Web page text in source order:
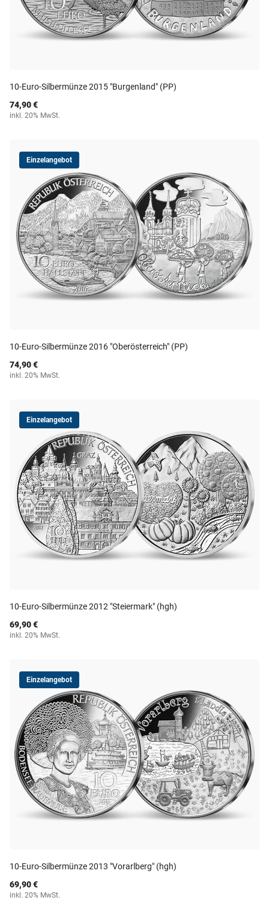
10-Euro-Silbermünze 2015 "Burgenland" (PP)
74,90 €
inkl. 20% MwSt.
Einzelangebot
10-Euro-Silbermünze 2016 "Oberösterreich" (PP)
74,90 €
inkl. 20% MwSt.
Einzelangebot
10-Euro-Silbermünze 2012 "Steiermark" (hgh)
69,90 €
inkl. 20% MwSt.
Einzelangebot
10-Euro-Silbermünze 2013 "Vorarlberg" (hgh)
69,90 €
inkl. 20% MwSt.